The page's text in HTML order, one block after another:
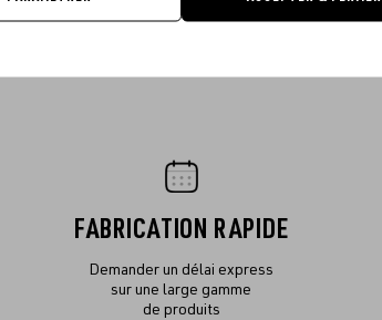
FABRICATION RAPIDE
Demander un délai express
sur une large gamme
de produits